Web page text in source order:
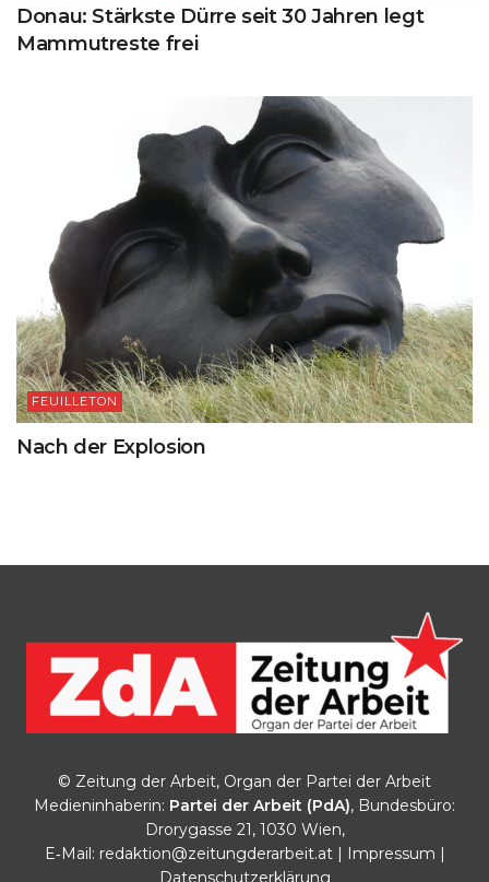
Donau: Stärkste Dürre seit 30 Jahren legt
Mammutreste frei
FEUILLETON
Nach der Explosion
© Zeitung der Arbeit, Organ der Partei der Arbeit
Medieninhaberin: Partei der Arbeit (PdA), Bundesbüro:
Drorygasse 21, 1030 Wien,
E‑Mail: redaktion@zeitungderarbeit.at| Impressum |
Datenschutzerklärung